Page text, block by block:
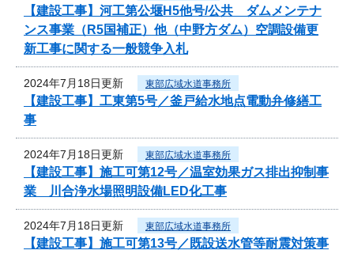
【建設工事】河工第公堰H5他号/公共 ダムメンテナ
ンス事業（R5国補正）他（中野方ダム）空調設備更
新工事に関する一般競争入札
2024年7月18日更新 東部広域水道事務所
【建設工事】工東第5号／釜戸給水地点電動弁修繕工
事
2024年7月18日更新 東部広域水道事務所
【建設工事】施工可第12号／温室効果ガス排出抑制事
業 川合浄水場照明設備LED化工事
2024年7月18日更新 東部広域水道事務所
【建設工事】施工可第13号／既設送水管等耐震対策事